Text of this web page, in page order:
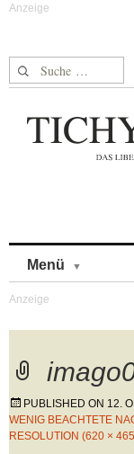
Suche nach:
Menü
PUBLISHED ON 12.
WENIG BEACHTETE
RESOLUTION (620 ×